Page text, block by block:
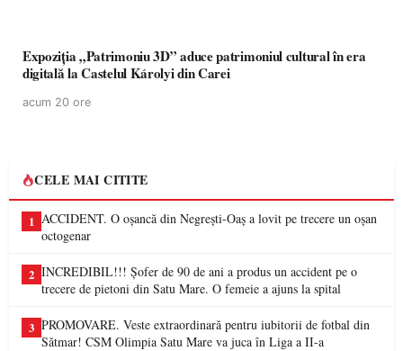
Expoziția „Patrimoniu 3D” aduce patrimoniul cultural în era
digitală la Castelul Károlyi din Carei
acum 20 ore
CELE MAI CITITE
1 ACCIDENT. O oșancă din Negrești-Oaș a lovit pe trecere un oșan
octogenar
2 INCREDIBIL!!! Șofer de 90 de ani a produs un accident pe o
trecere de pietoni din Satu Mare. O femeie a ajuns la spital
3 PROMOVARE. Veste extraordinară pentru iubitorii de fotbal din
Sătmar! CSM Olimpia Satu Mare va juca în Liga a II-a